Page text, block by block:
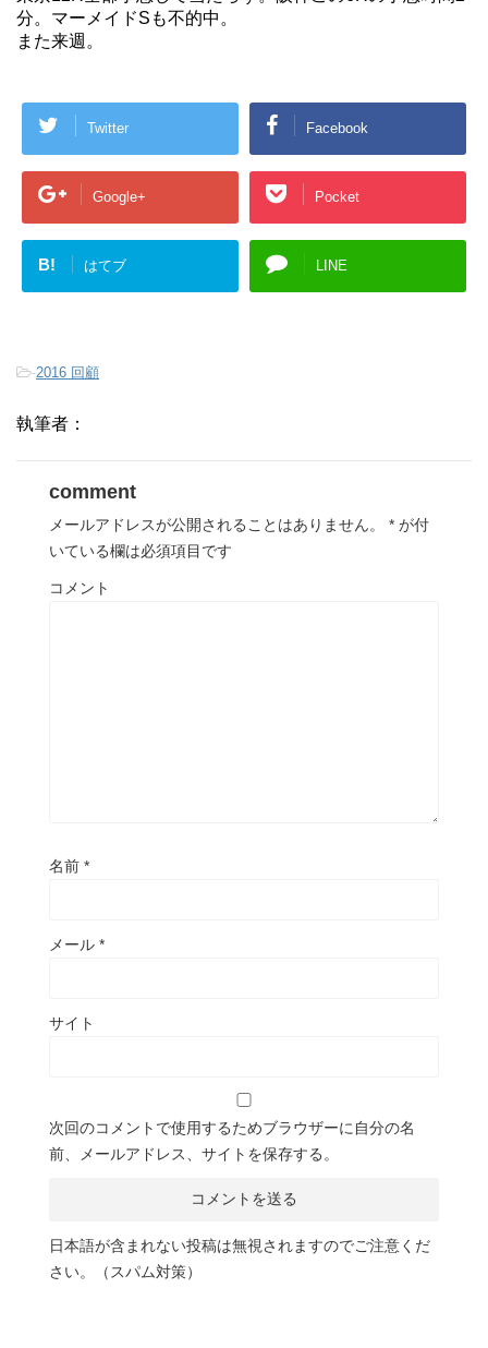
分。マーメイドSも不的中。
また来週。
Twitter Facebook
Google+ Pocket
B! はてブ LINE
-2016 回顧
執筆者：
comment
メールアドレスが公開されることはありません。 * が付
いている欄は必須項目です
コメント
名前 *
メール *
サイト
次回のコメントで使用するためブラウザーに自分の名
前、メールアドレス、サイトを保存する。
日本語が含まれない投稿は無視されますのでご注意くだ
さい。（スパム対策）